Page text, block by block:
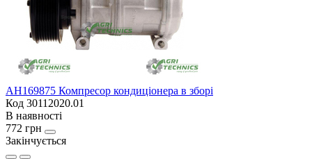
AH169875 Компресор кондиціонера в зборі
Код 30112020.01
В наявності
772 грн
Закінчується